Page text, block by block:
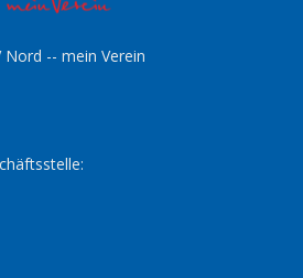
Nord -- mein Verein